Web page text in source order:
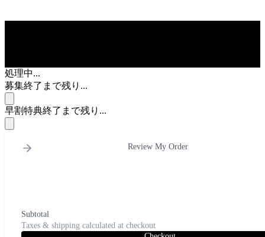
処理中...
募集終了まで残り...
早割特典終了まで残り...
Review My Order
Subtotal
Taxes & shipping calculated at checkout